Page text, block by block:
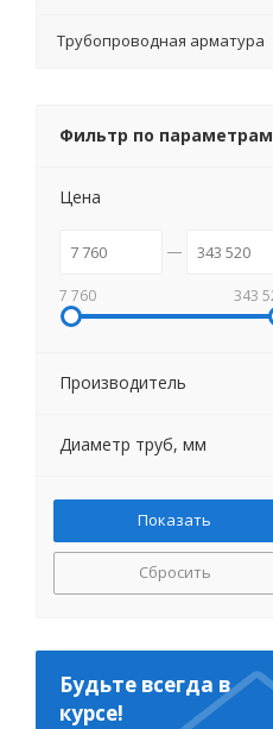
Трубопроводная арматура
Фильтр по параметрам
Цена
7 760 343
Производитель
Диаметр труб, мм
Сбросить
Будьте всегда в
курсе!